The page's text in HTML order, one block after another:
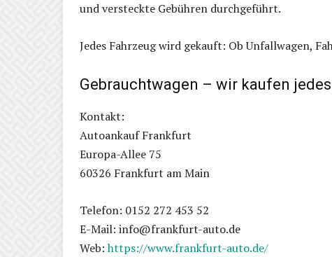
und versteckte Gebühren durchgeführt.
Jedes Fahrzeug wird gekauft: Ob Unfallwagen,
Gebrauchtwagen – wir kaufen
Kontakt:
Autoankauf Frankfurt
Europa-Allee 75
60326 Frankfurt am Main
Telefon: 0152 272 453 52
E-Mail: info@frankfurt-auto.de
Web:https://www.frankfurt-auto.de/